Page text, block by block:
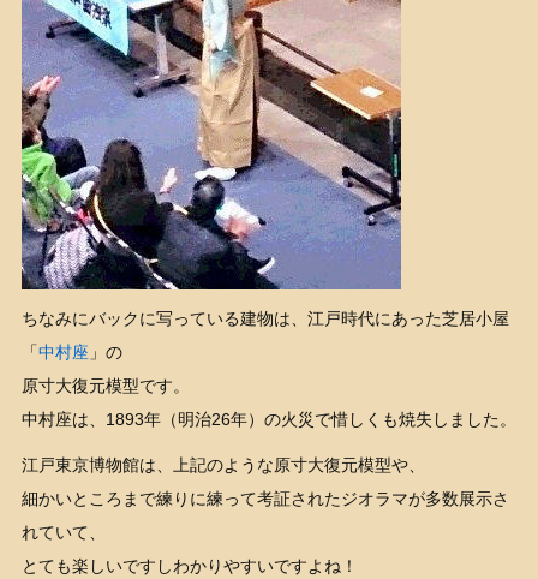
ちなみにバックに写っている建物は、江戸時代にあった芝居小屋
「中村座 」の
原寸大復元模型です。
中村座は、1893年（明治26年）の火災で惜しくも焼失しました。
江戸東京博物館は、上記のような原寸大復元模型や、
細かいところまで練りに練って考証されたジオラマが多数展示さ
れていて、
とても楽しいですしわかりやすいですよね！